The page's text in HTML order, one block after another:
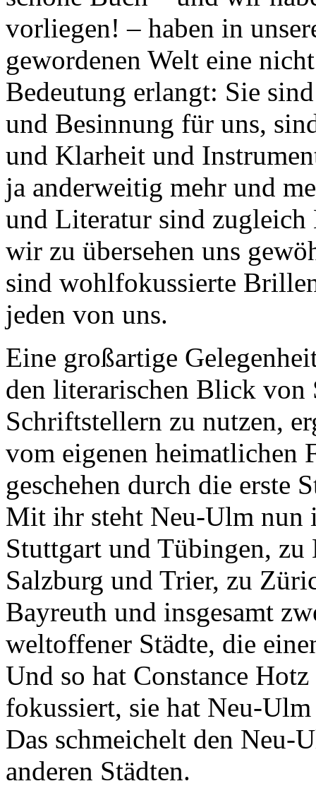
vorliegen! – haben in
gewordenen Welt eine
Bedeutung erlangt: Sie
und Besinnung für uns,
und Klarheit und
ja anderweitig mehr und
und Literatur sind zugleich
wir zu übersehen uns
sind wohlfokussierte
jeden von uns.
Eine großartige
den literarischen Blick
Schriftstellern zu nutzen,
vom eigenen heimatlichen
geschehen durch die erste
Mit ihr steht Neu-Ulm nun
Stuttgart und Tübingen,
Salzburg und Trier, zu
Bayreuth und insgesamt
weltoffener Städte, die
Und so hat Constance
fokussiert, sie hat Neu-
Das schmeichelt den Neu-
anderen Städten.